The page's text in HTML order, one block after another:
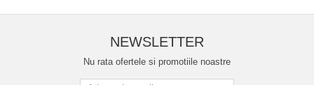
NEWSLETTER
Nu rata ofertele si promotiile noastre